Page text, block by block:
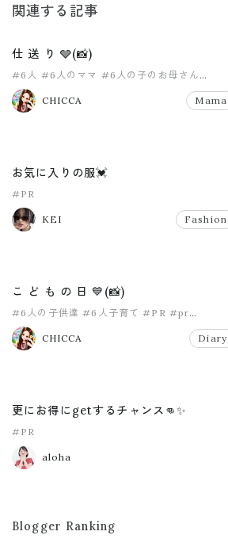
関連する記事
仕 送 り 🩶(📸)
#6人 #6人のママ #6人の子のお母さん
#8人家族
CHICCA
Mama
お気に入りの服💓
#PR
KEI Fashion
こ ど も の 日 💙(📸)
#6人の子供達 #6人子育て #PR #pr
#こどもの日
CHICCA
Diary
更にお得にgetするチャンス👊✨
#PR
aloha
Blogger Ranking